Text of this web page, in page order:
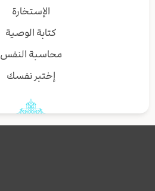
الإستخارة
كتابة الوصية
محاسبة النفس
إختبر نفسك